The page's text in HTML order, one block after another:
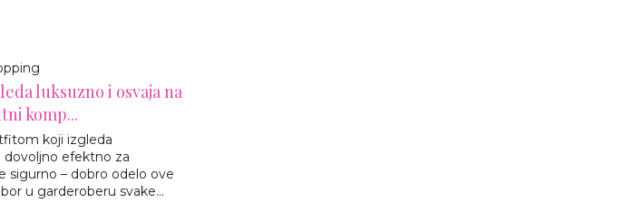
luksuzno i osvaja na
komp...
koji izgleda
dovoljno efektno za
sigurno – dobro odelo ove
u garderoberu svake...